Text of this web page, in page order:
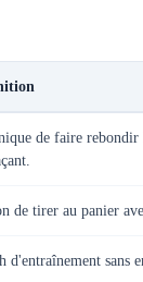
de faire
de tirer au panier
d'entraînement sans